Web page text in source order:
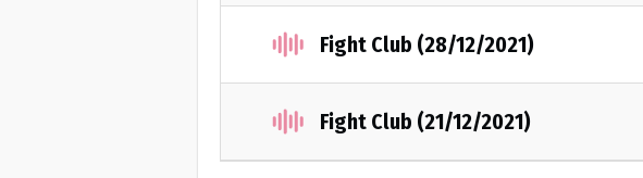
Fight Club (28/12/2021)
Fight Club (21/12/2021)